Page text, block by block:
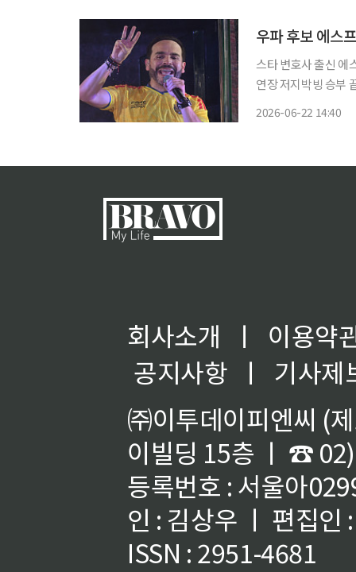
우파 후보 에스
스타 변호사 출신 에
연장 저지박빙 승부 끝 승리…향후
2026-06-22 14:40
회사소개 ㅣ
이용약
공지사항
ㅣ
기사제
㈜이투데이피엔씨 (
이빌딩 15층 ㅣ ☎
등록번호 : 서울아
인 : 김상우 ㅣ 편집인
ISSN : 2951-4681